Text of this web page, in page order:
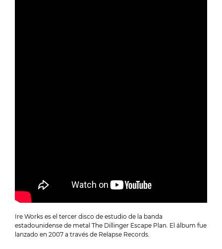
Ire Works es el tercer disco de estudio de la banda
estadounidense de metal The Dillinger Escape Plan. El álbum fue
lanzado en 2007 a través de Relapse Records.